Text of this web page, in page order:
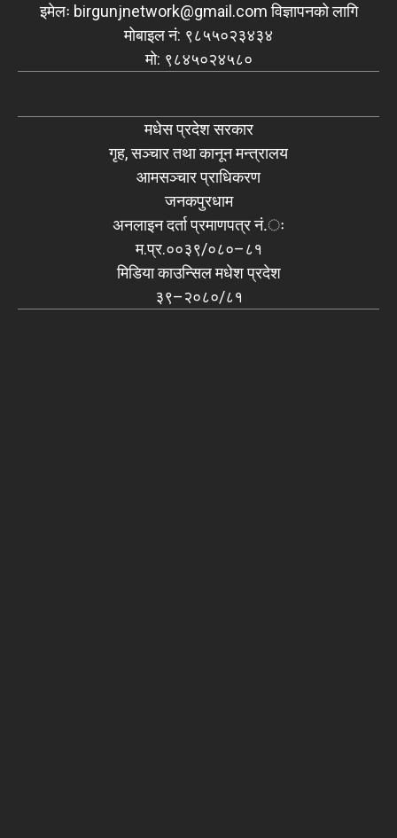
इमेलः birgunjnetwork@gmail.comविज्ञापनको लागि
मोबाइल नं: ९८५५०२३४३४
मो: ९८४५०२४५८०
मधेस प्रदेश सरकार
गृह, सञ्चार तथा कानून मन्त्रालय
आमसञ्चार प्राधिकरण
जनकपुरधाम
अनलाइन दर्ता प्रमाणपत्र नं.ः
म.प्र.००३९/०८०–८१
मिडिया काउन्सिल मधेश प्रदेश
३९–२०८०/८१